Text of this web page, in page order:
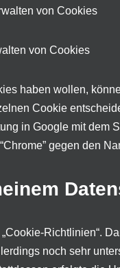
von Cookies
von Cookies
haben wollen,
Cookie
in Google mit dem
gegen den
Richtlinien“.
noch sehr